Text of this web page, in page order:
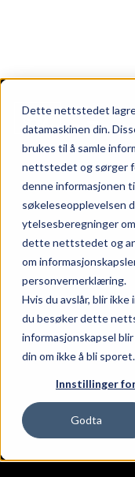
Dette nettstedet
datamaskinen din.
brukes til å samle
nettstedet og sørger
denne informasjonen
søkeleseopplevelsen
ytelsesberegninger
dette nettstedet og
om
personvernerklæring.
Hvis du avslår, blir
du besøker dette
informasjonskapsel
din om ikke å bli sporet.
Innstillinger
Godta
at work
24, 26 & 28
torg
Lokaler